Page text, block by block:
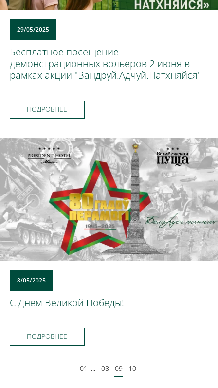
29/05/2025
Бесплатное посещение
демонстрационных вольеров 2 июня в
рамках акции "Вандруй.Адчуй.Натхняйся"
ПОДРОБНЕЕ
8/05/2025
С Днем Великой Победы!
ПОДРОБНЕЕ
01 ... 08 09 10